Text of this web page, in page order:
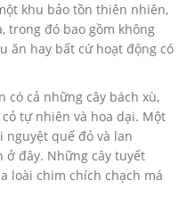
khu bảo tồn thiên nhiên,
trong đó bao gồm không
ăn hay bất cứ hoạt động có
có cả những cây bách xù,
tự nhiên và hoa dại. Một
nguyệt quế đỏ và lan
ở đây. Những cây tuyết
loài chim chích chạch má